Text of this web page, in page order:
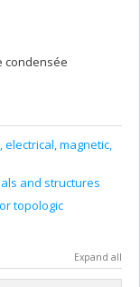
condensée
magnetic,
and structures
topologic
Expand all